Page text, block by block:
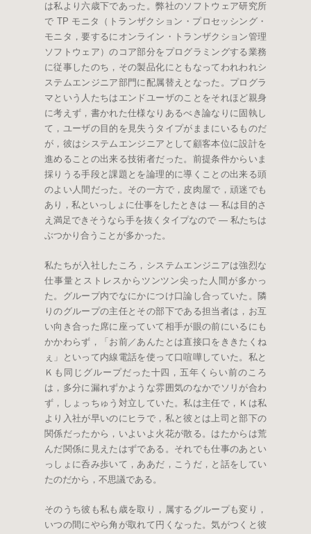
は私より六歳下であった。弊社のソフトウェア研究所
で TP モニタ（トランザクション・プロセッシング・
モニタ，要するにオンライン・トランザクション管理
ソフトウェア）のコア部分をプログラミングする業務
に従事したのち，その製品化にともなってわれわれシ
ステムエンジニア部門に配属替えとなった。プログラ
マという人たちはエンドユーザのことをそれほど親身
に考えず，書かれた仕様なりあるべき論なりに固執し
て，ユーザの目的を見失うタイプがままにいるものだ
が，彼はシステムエンジニアとして顧客本位に設計を
進めることの出来る技術者だった。前提条件からいま
採りうる手段と課題とを論理的に導くことの出来る頭
のよい人間だった。その一方で，皮肉屋で，頑迷でも
あり，私といっしょに仕事をしたときは — 私は目的さ
え満足できそうなら手を抜くタイプなので — 私たちは
ぶつかり合うことが多かった。
私たちが入社したころ，システムエンジニアは強烈な
仕事量とストレスからツンツン尖った人間が多かっ
た。グループ内でなにかにつけ口論し合っていた。隣
りのグループの主任とその部下である担当者は，お互
い向き合った席に座っていて相手が眼の前にいるにも
かかわらず，「お前／あんたとは直接口をききたくね
ぇ」といって内線電話を使って口喧嘩していた。私と
Ｋも同じグループだった十四，五年くらい前のころ
は，多分に漏れずかような雰囲気のなかでソリが合わ
ず，しょっちゅう対立していた。私は主任で，Ｋは私
より入社が早いのにヒラで，私と彼とは上司と部下の
関係だったから，いよいよ火花が散る。はたからは荒
んだ関係に見えたはずである。それでも仕事のあとい
っしょに呑み歩いて，ああだ，こうだ，と話をしてい
たのだから，不思議である。
そのうち彼も私も歳を取り，属するグループも変り，
いつの間にやら角が取れて円くなった。気がつくと彼